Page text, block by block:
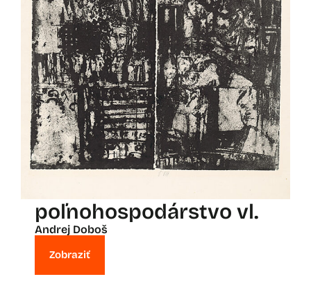
poľnohospodárstvo vl.
Andrej Doboš
Zobraziť